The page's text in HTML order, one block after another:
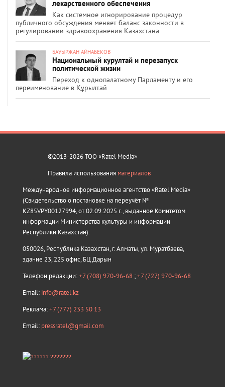
лекарственного обеспечения
Как системное игнорирование процедур
публичного обсуждения меняет баланс законности в
регулировании здравоохранения Казахстана
БАУЫРЖАН АЙНАБЕКОВ
Национальный курултай и перезапуск
политической жизни
Переход к однопалатному Парламенту и его
переименование в Құрылтай
©2013-2026 ТОО «Ratel Media»
Правила использования материалов
Международное информационное агентство «Ratel Media»
(Свидетельство о постановке на переучёт №
KZ85VPY00127994, от 02.09.2025 г., выданное Комитетом
информации Министерства культуры и информации
Республики Казахстан).
050026, Республика Казахстан, г. Алматы, ул. Муратбаева,
здание 23, 225 офис, БЦ Дарын
Телефон редакции:+7 (708) 970-96-68 ;+7 (727) 970-96-68
Email: info@ratel.kz
Реклама:+7 (777) 233 50 13
Email: pressratel@gmail.com